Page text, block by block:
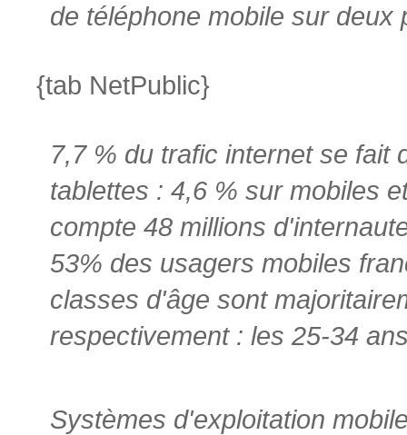
de téléphone mobile sur
{tab NetPublic}
7,7 % du trafic internet se fait
tablettes : 4,6 % sur mobiles
compte 48 millions
53% des usagers mobiles
classes d'âge sont
respectivement : les 25-34
Systèmes d'exploitation